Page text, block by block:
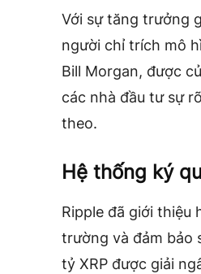
Với sự tăng trưởng
người chỉ trích mô
Bill Morgan, được
các nhà đầu tư sự
theo.
Hệ thống ký
Ripple đã giới thiệu
trường và đảm bảo
tỷ XRP được giải